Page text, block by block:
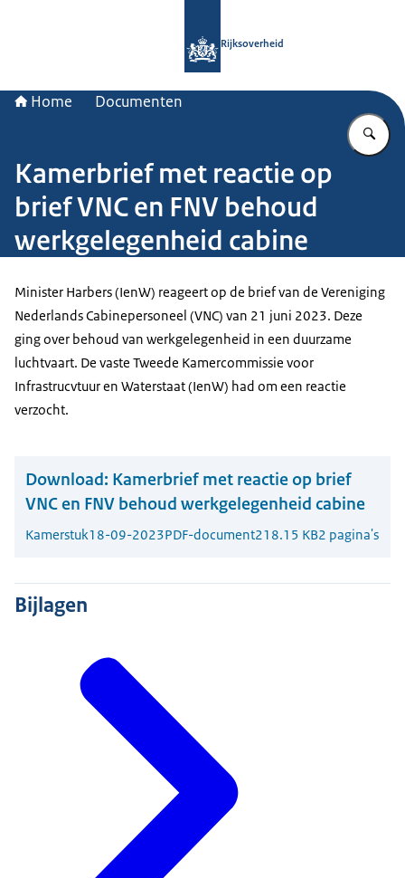
Rijksoverheid
Home Documenten
Kamerbrief met reactie op
brief VNC en FNV behoud
werkgelegenheid cabine
Minister Harbers (IenW) reageert op de brief van de Vereniging
Nederlands Cabinepersoneel (VNC) van 21 juni 2023. Deze
ging over behoud van werkgelegenheid in een duurzame
luchtvaart. De vaste Tweede Kamercommissie voor
Infrastrucvtuur en Waterstaat (IenW) had om een reactie
verzocht.
Download: Kamerbrief met reactie op brief
VNC en FNV behoud werkgelegenheid cabine
Kamerstuk18-09-2023PDF-document218.15 KB2 pagina's
Bijlagen